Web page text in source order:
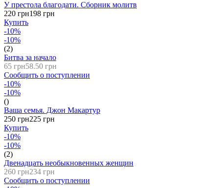
У престола благодати. Сборник молитв
220 грн198 грн
Купить
-10%
-10%
(2)
Битва за начало
65 грн58.50 грн
Сообщить о поступлении
-10%
-10%
()
Ваша семья. Джон Макартур
250 грн225 грн
Купить
-10%
-10%
(2)
Двенадцать необыкновенных женщин
260 грн234 грн
Сообщить о поступлении